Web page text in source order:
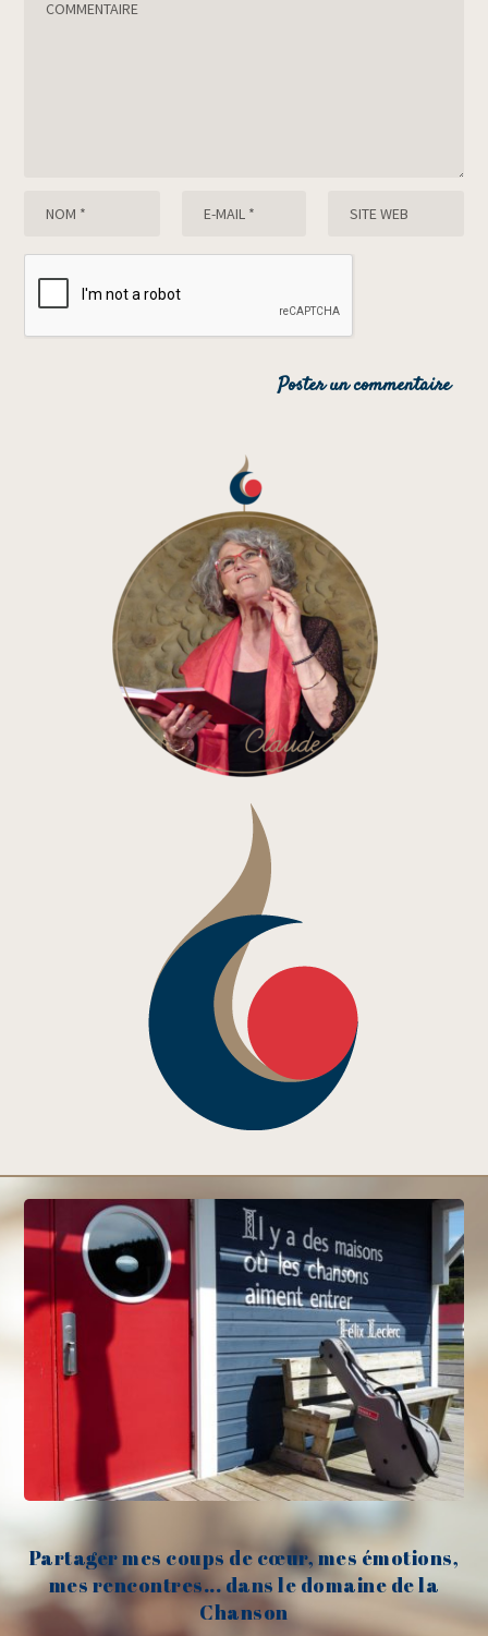
Partager mes coups de cœur, mes émotions,
mes rencontres... dans le domaine de la
Chanson